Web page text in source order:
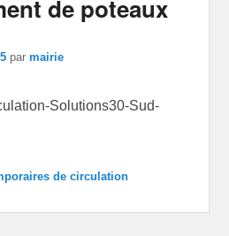
de poteaux
parmairie
Solutions30-Sud-
de circulation